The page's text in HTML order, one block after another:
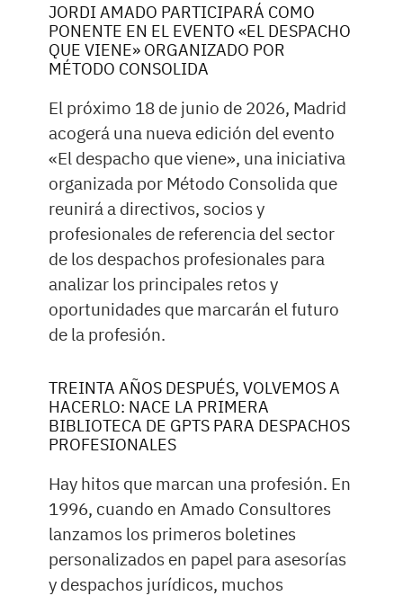
JORDI AMADO PARTICIPARÁ COMO
PONENTE EN EL EVENTO «EL DESPACHO
QUE VIENE» ORGANIZADO POR
MÉTODO CONSOLIDA
El próximo 18 de junio de 2026, Madrid
acogerá una nueva edición del evento
«El despacho que viene», una iniciativa
organizada por Método Consolida que
reunirá a directivos, socios y
profesionales de referencia del sector
de los despachos profesionales para
analizar los principales retos y
oportunidades que marcarán el futuro
de la profesión.
TREINTA AÑOS DESPUÉS, VOLVEMOS A
HACERLO: NACE LA PRIMERA
BIBLIOTECA DE GPTS PARA DESPACHOS
PROFESIONALES
Hay hitos que marcan una profesión. En
1996, cuando en Amado Consultores
lanzamos los primeros boletines
personalizados en papel para asesorías
y despachos jurídicos, muchos